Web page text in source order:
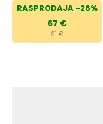
RASPRODAJA -26%
67 €
91 €